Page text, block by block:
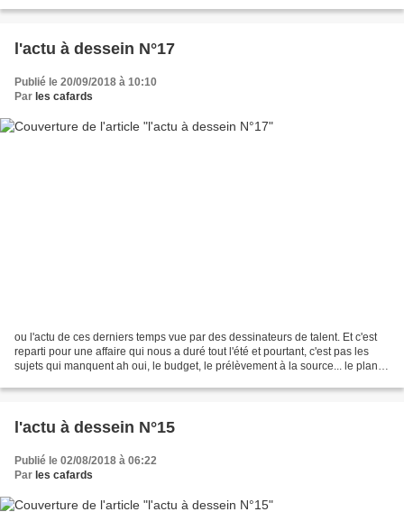
l'actu à dessein N°17
Publié le 20/09/2018 à 10:10
Par les cafards
ou l'actu de ces derniers temps vue par des dessinateurs de talent. Et c'est
reparti pour une affaire qui nous a duré tout l'été et pourtant, c'est pas les
sujets qui manquent ah oui, le budget, le prélèvement à la source... le plan
l'actu à dessein N°15
Publié le 02/08/2018 à 06:22
Par les cafards